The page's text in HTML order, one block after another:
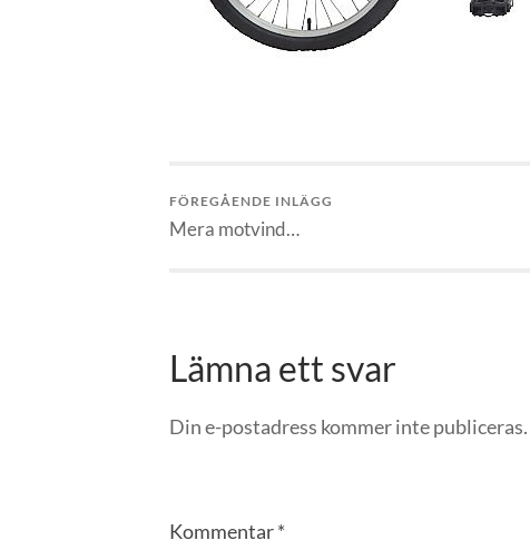
FÖREGÅENDE INLÄGG
Mera motvind…
Lämna ett svar
Din e-postadress kommer inte publiceras.
Kommentar*